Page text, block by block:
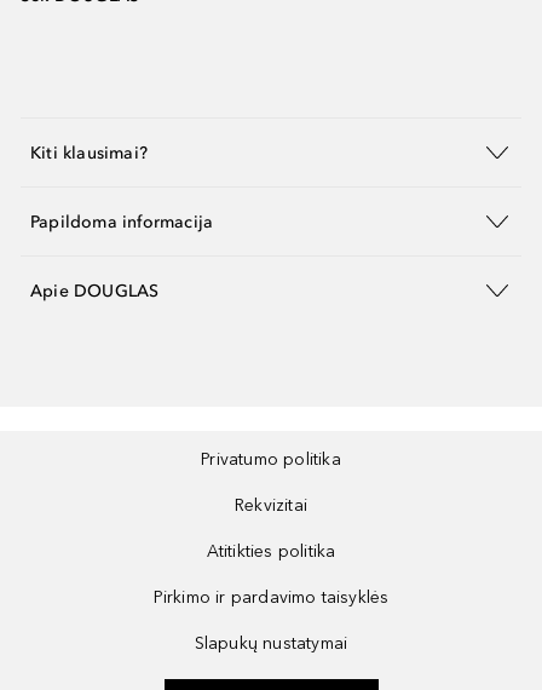
Kiti klausimai?
Papildoma informacija
Apie DOUGLAS
Privatumo politika
Rekvizitai
Atitikties politika
Pirkimo ir pardavimo taisyklės
Slapukų nustatymai